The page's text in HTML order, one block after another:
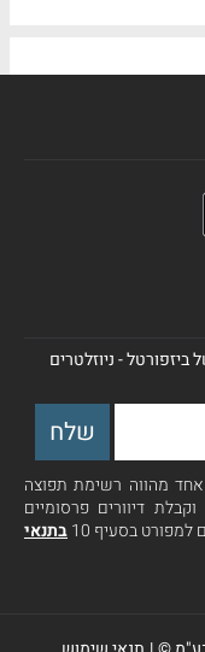
- ניוזלטרים
מהווה רשימת תפוצה
דיוורים פרסומיים
בסעיף 10
בתנאי